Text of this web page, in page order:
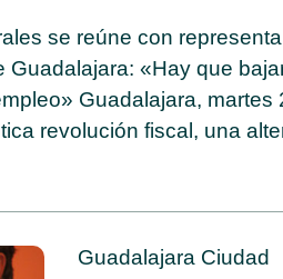
se reúne con
Guadalajara: «Hay que
Guadalajara, martes
revolución fiscal, una
Guadalajara Ciudad